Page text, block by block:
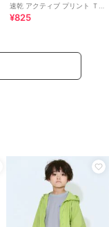
速乾 アクティブ プリント Ｔシ
ャツ 120cm～170cm
¥825